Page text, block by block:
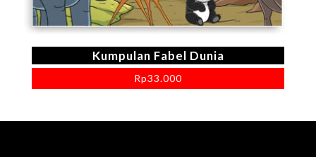
Kumpulan Fabel Dunia
Rp33.000